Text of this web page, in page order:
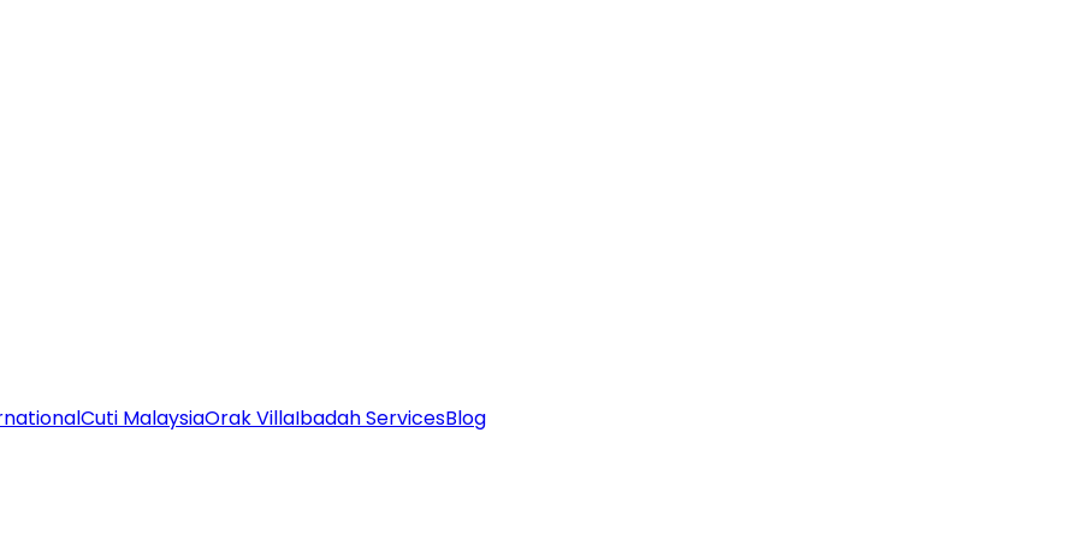
Cuti MalaysiaOrak VillaIbadah ServicesBlog